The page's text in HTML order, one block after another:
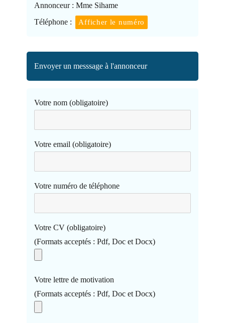
Annonceur : Mme Sihame
Téléphone :
Afficher le numéro
Envoyer un messsage à l'annonceur
Votre nom (obligatoire)
Votre email (obligatoire)
Votre numéro de téléphone
Votre CV (obligatoire)
(Formats acceptés : Pdf, Doc et Docx)
Votre lettre de motivation
(Formats acceptés : Pdf, Doc et Docx)